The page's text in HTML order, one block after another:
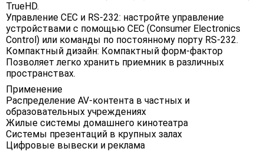
TrueHD.
Управление CEC и RS-232: настройте управление
устройствами с помощью CEC (Consumer Electronics
Control) или команды по постоянному порту RS-232.
Компактный дизайн: Компактный форм-фактор
Позволяет легко хранить приемник в различных
пространствах.
Применение
Распределение AV-контента в частных и
образовательных учреждениях
Жилые системы домашнего кинотеатра
Системы презентаций в крупных залах
Цифровые вывески и реклама